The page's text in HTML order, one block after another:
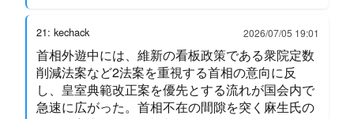
21: kechack 2026/07/05 19:01
首相外遊中には、維新の看板政策である衆院定数
削減法案など2法案を重視する首相の意向に反
し、皇室典範改正案を優先とする流れが国会内で
急速に広がった。首相不在の間隙を突く麻生氏の